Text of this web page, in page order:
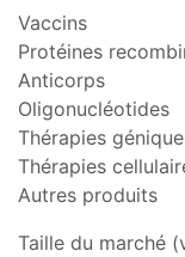
Vaccins
Protéines
Anticorps
Oligonucléotides
Thérapies
Thérapies
Autres produits
Taille du marché